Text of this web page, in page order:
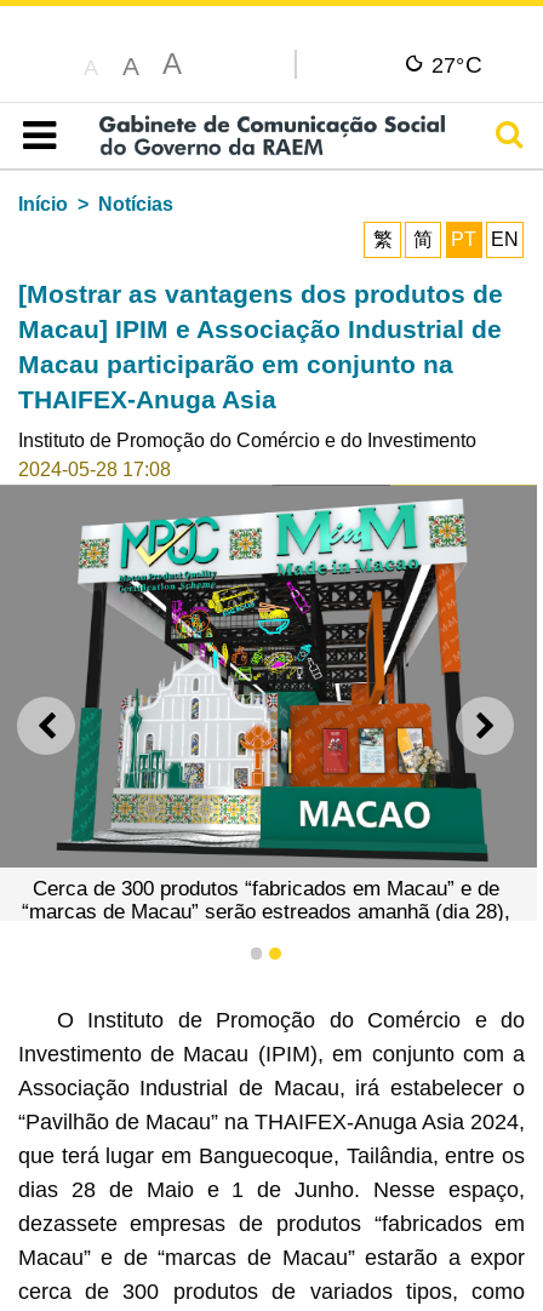
A A A 27°C
Índice
Início
Notícias
繁
简 PT EN
[Mostrar as vantagens dos produtos de
Macau] IPIM e Associação Industrial de
Macau participarão em conjunto na
THAIFEX-Anuga Asia
Instituto de Promoção do Comércio e do Investimento
2024-05-28 17:08
ANTERIOR
Cerca de 300 produtos “fabricados em Macau” e de
“marcas de Macau” serão estreados amanhã (dia 28),
da Ásia
1 2
O Instituto de Promoção do Comércio e do
Investimento de Macau (IPIM), em conjunto com a
Associação Industrial de Macau, irá estabelecer o
“Pavilhão de Macau” na THAIFEX-Anuga Asia 2024,
que terá lugar em Banguecoque, Tailândia, entre os
dias 28 de Maio e 1 de Junho. Nesse espaço,
dezassete empresas de produtos “fabricados em
Macau” e de “marcas de Macau” estarão a expor
cerca de 300 produtos de variados tipos, como